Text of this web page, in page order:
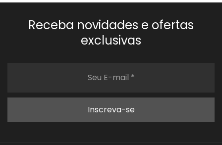
Receba novidades e ofertas
exclusivas